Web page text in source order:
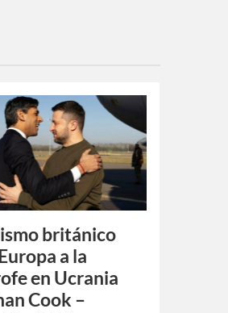
británico
a la
en Ucrania
Cook –